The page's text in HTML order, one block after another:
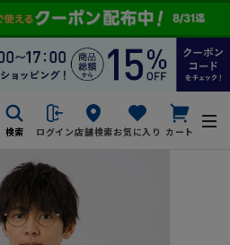
検索 ログイン店舗検索お気に入り カート